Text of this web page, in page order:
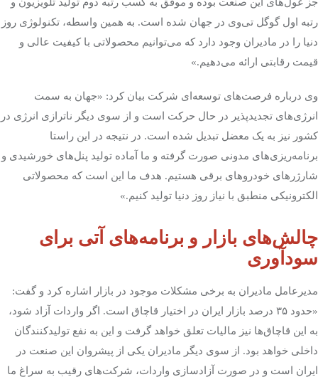
رتبه اول گوگل تی‌وی در جهان شده است. به همین واسطه، تکنولوژی روز
دنیا را در مادیران وجود دارد که می‌توانیم محصولاتی با کیفیت عالی و
قیمت رقابتی ارائه می‌دهیم.
»
وی درباره فرصت‌های توسعه‌ای شرکت بیان کرد: «جهان به سمت
انرژی‌های تجدیدپذیر در حال حرکت است و از سوی دیگر ناترازی انرژی در
کشور نیز به یک معضل تبدیل شده است. در نتیجه در این راستا
برنامه‌ریزی‌های مدونی صورت گرفته و ما آماده تولید پنل‌های خورشیدی و
شارژرهای خودروهای برقی هستیم. هدف ما این است که محصولاتی
الکترونیکی منطبق با نیاز روز دنیا تولید کنیم.»
چالش‌های بازار و برنامه‌های آتی برای
سودآوری
مدیرعامل مادیران به برخی مشکلات موجود در بازار اشاره کرد و گفت:
«حدود ۳۵ درصد بازار ایران در اختیار قاچاق است. اگر واردات آزاد شود،
به این قاچاق‌ها نیز مالیات تعلق خواهد گرفت و این به نفع تولیدکنندگان
داخلی خواهد بود. از سوی دیگر مادیران یکی از پیشروان این صنعت در
ایران است و در صورت آزادسازی واردات، شرکت‌های رقیب به سراغ ما